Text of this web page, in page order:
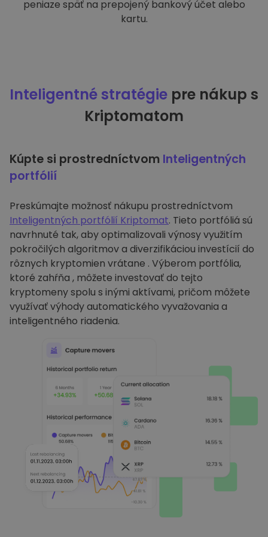
peniaze späť na prepojený bankový účet alebo
kartu.
Inteligentné stratégie pre nákup s
Kriptomatom
Kúpte si prostredníctvom Inteligentných
portfólií
Preskúmajte možnosť nákupu prostredníctvom
Inteligentných portfólií Kriptomat. Tieto portfóliá sú
navrhnuté tak, aby optimalizovali výnosy využitím
pokročilých algoritmov a diverzifikáciou investícií do
rôznych kryptomien vrátane . Výberom portfólia,
ktoré zahŕňa , môžete investovať do tejto
kryptomeny spolu s inými aktívami, pričom môžete
využívať výhody automatického vyvažovania a
inteligentného riadenia.